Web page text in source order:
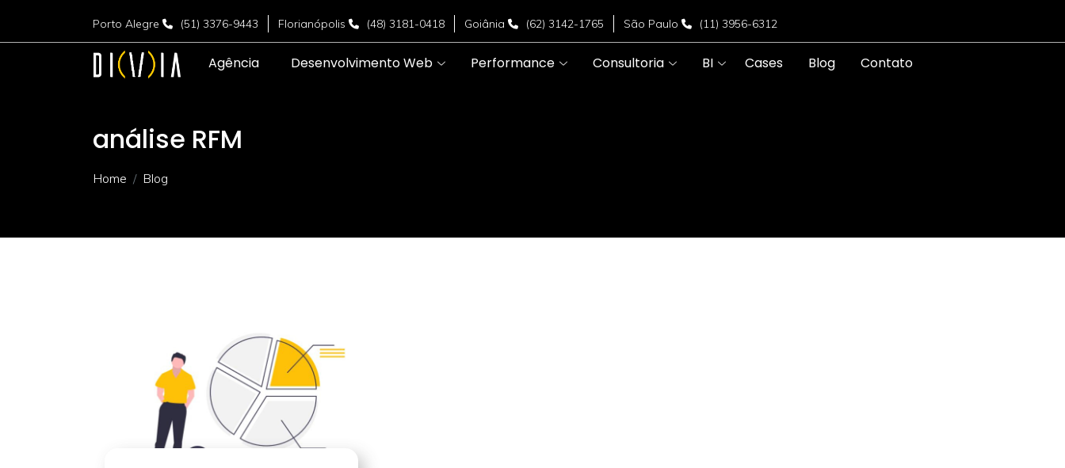
Porto Alegre (51) 3376-9443 Florianópolis (48) 3181-0418 Goiânia (62) 3142-1765 São Paulo (11) 3956-6312
Agência Desenvolvimento Web Performance Consultoria BI Cases Blog Contato
análise RFM
Home Blog